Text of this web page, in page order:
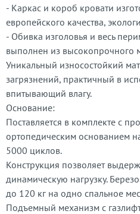
- Каркас и короб кровати
европейского качества,
- Обивка изголовья и весь
выполнен из высокопрочного
Уникальный износостойкий
загрязнений, практичный в
впитывающий влагу.
Основание:
Поставляется в комплекте с
ортопедическим основанием
5000 циклов.
Конструкция позволяет
динамическую нагрузку.
до 120 кг на одно спальное
Подъемный механизм с